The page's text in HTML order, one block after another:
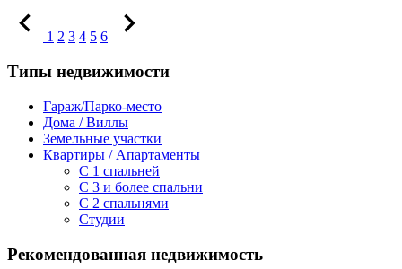
1 2 3 4 5 6
Типы недвижимости
Гараж/Парко-место
Дома / Виллы
Земельные участки
Квартиры / Апартаменты
C 1 спальней
C 3 и более спальни
С 2 спальнями
Студии
Рекомендованная недвижимость